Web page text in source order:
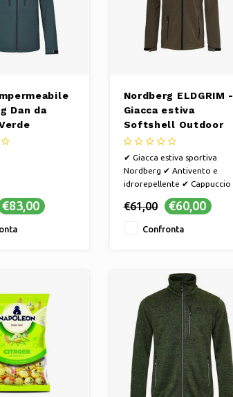
Dan da
€83,00
Nordberg ELDGRIM -
Giacca estiva
Softshell Outdoor
Uomo - Verde
✔ Giacca estiva sportiva
Nordberg ✔ Antivento e
idrorepellente ✔ Cappuccio
staccabile e tasche con
cerniera ✔ Comoda per
€61,00 €60,00
Confronta